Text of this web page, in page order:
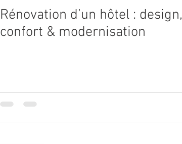
Rénovation d’un hôtel : design,
confort & modernisation